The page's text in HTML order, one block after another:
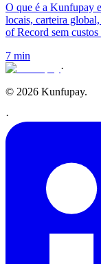
O que é a Kunfupay
locais, carteira
of Record sem
7 min
·
© 2026 Kunfupay.
·